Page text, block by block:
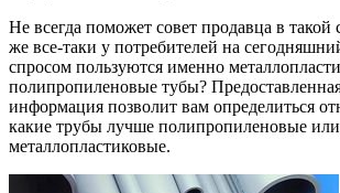
Не всегда поможет совет продавца в
же все-таки у потребителей на
спросом пользуются именно
полипропиленовые тубы?
информация позволит вам определиться
какие трубы лучше полипропиленовые или
металлопластиковые.